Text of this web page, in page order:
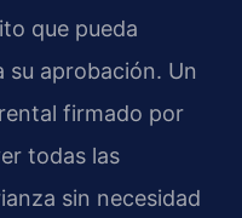
que pueda
su aprobación. Un
firmado por
todas las
sin necesidad